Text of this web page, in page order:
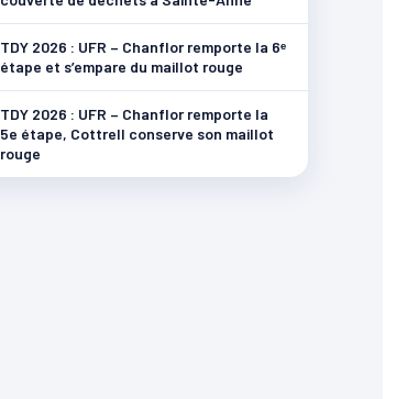
TDY 2026 : UFR – Chanflor remporte la 6ᵉ
étape et s’empare du maillot rouge
TDY 2026 : UFR – Chanflor remporte la
5e étape, Cottrell conserve son maillot
rouge